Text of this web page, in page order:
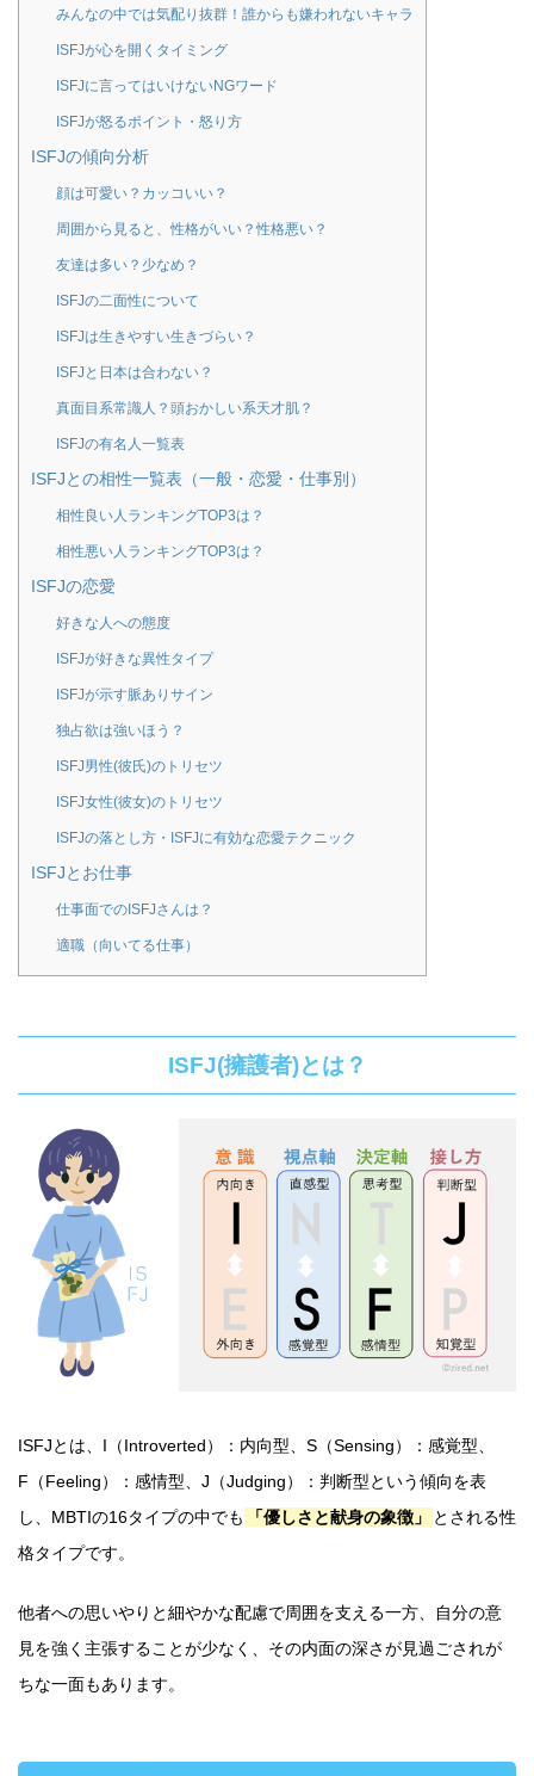
みんなの中では気配り抜群！誰からも嫌われないキャラ
ISFJが心を開くタイミング
ISFJに言ってはいけないNGワード
ISFJが怒るポイント・怒り方
ISFJの傾向分析
顔は可愛い？カッコいい？
周囲から見ると、性格がいい？性格悪い？
友達は多い？少なめ？
ISFJの二面性について
ISFJは生きやすい生きづらい？
ISFJと日本は合わない？
真面目系常識人？頭おかしい系天才肌？
ISFJの有名人一覧表
ISFJとの相性一覧表（一般・恋愛・仕事別）
相性良い人ランキングTOP3は？
相性悪い人ランキングTOP3は？
ISFJの恋愛
好きな人への態度
ISFJが好きな異性タイプ
ISFJが示す脈ありサイン
独占欲は強いほう？
ISFJ男性(彼氏)のトリセツ
ISFJ女性(彼女)のトリセツ
ISFJの落とし方・ISFJに有効な恋愛テクニック
ISFJとお仕事
仕事面でのISFJさんは？
適職（向いてる仕事）
ISFJ(擁護者)とは？
ISFJとは、I（Introverted）：内向型、S（Sensing）：感覚型、
F（Feeling）：感情型、J（Judging）：判断型という傾向を表
し、MBTIの16タイプの中でも
「優しさと献身の象徴」
とされる性
格タイプです。
他者への思いやりと細やかな配慮で周囲を支える一方、自分の意
見を強く主張することが少なく、その内面の深さが見過ごされが
ちな一面もあります。